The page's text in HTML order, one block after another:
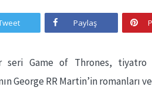
Paylaş
seri Game of Thrones, tiyatro
George RR Martin’in romanları